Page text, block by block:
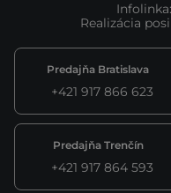
Infolinka:
Realizácia
Predajňa Bratislava
+421 917 866 623
Predajňa Trenčín
+421 917 864 593